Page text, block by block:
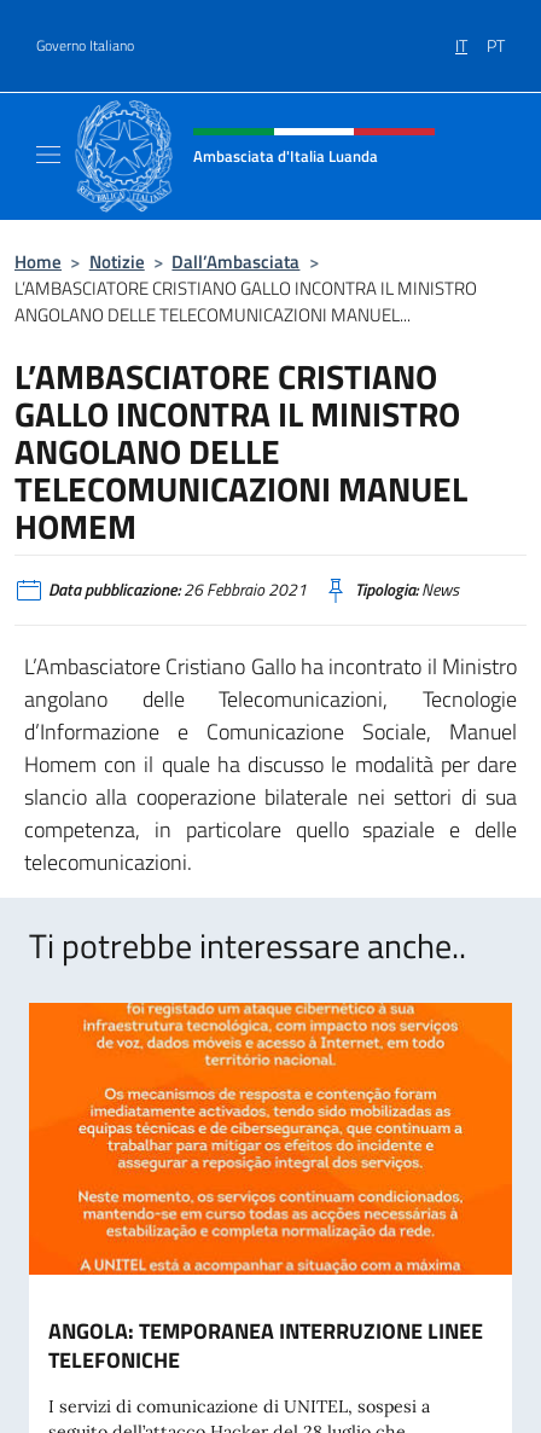
Governo Italiano IT PT
Intestazione sito, social e menù
Ambasciata d'Italia Luanda
Home > Notizie > Dall’Ambasciata >
L’AMBASCIATORE CRISTIANO GALLO INCONTRA IL MINISTRO
ANGOLANO DELLE TELECOMUNICAZIONI MANUEL...
L’AMBASCIATORE CRISTIANO
GALLO INCONTRA IL MINISTRO
ANGOLANO DELLE
TELECOMUNICAZIONI MANUEL
HOMEM
Data pubblicazione:26 Febbraio 2021 Tipologia:News
L’Ambasciatore Cristiano Gallo ha incontrato il Ministro
angolano delle Telecomunicazioni, Tecnologie
d’Informazione e Comunicazione Sociale, Manuel
Homem con il quale ha discusso le modalità per dare
slancio alla cooperazione bilaterale nei settori di sua
competenza, in particolare quello spaziale e delle
telecomunicazioni.
Ti potrebbe interessare anche..
ANGOLA: TEMPORANEA INTERRUZIONE LINEE
TELEFONICHE
I servizi di comunicazione di UNITEL, sospesi a